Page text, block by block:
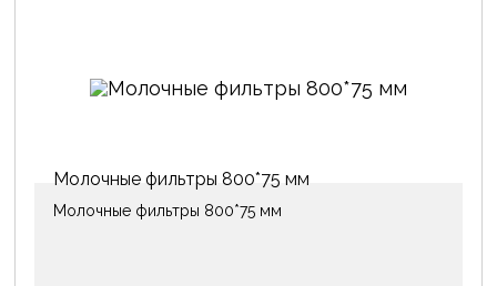
Молочные фильтры 800*75 мм
Молочные фильтры 800*75 мм